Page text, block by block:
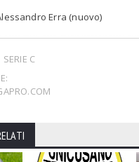
Erra (nuovo)
SERIE C